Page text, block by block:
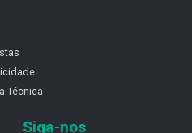
Técnica
Siga-nos